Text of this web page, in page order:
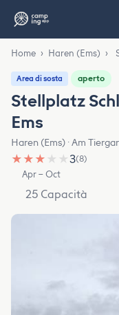
Home › Haren (Ems) ›
Area di sosta aperto
Stellplatz
Ems
Haren (Ems) · Am
★ ★ ★ ★ ★3(8)
Apr – Oct
25 Capacità